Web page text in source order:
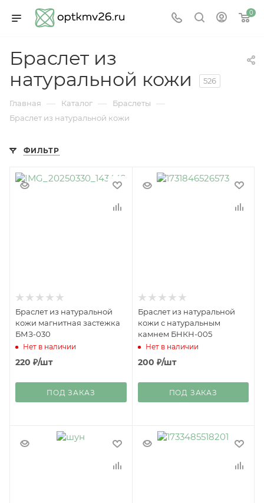
0
Браслет из
натуральной кожи
526
Главная — Каталог — Браслеты —
Браслет из натуральной кожи
ФИЛЬТР
Браслет из натуральной
кожи магнитная застежка
БМЗ-030
Нет в наличии
220 ₽/шт
ПОД ЗАКАЗ
Браслет из натуральной
кожи с натуральным
камнем БНКН-005
Нет в наличии
200 ₽/шт
ПОД ЗАКАЗ